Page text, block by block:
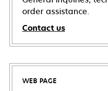
order assistance.
Contact us
WEB PAGE